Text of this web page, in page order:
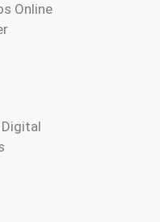
Online